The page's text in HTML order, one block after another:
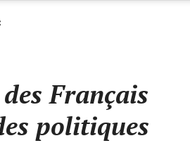
la continuité des politiques
Français
politiques